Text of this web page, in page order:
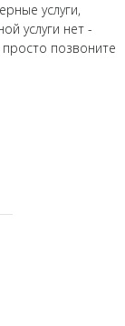
услуги,
услуги нет -
позвоните